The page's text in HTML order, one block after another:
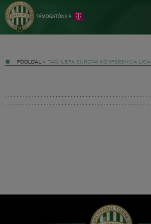
FŐOLDAL » TAG: UEFA EURÓPA KONFERENCIA LIGA
Hírek